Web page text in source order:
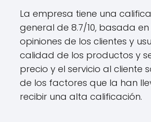
La empresa tiene una
general de 8.7/10, basada en
opiniones de los clientes y
calidad de los productos y
precio y el servicio al cliente
de los factores que la han
recibir una alta calificación.